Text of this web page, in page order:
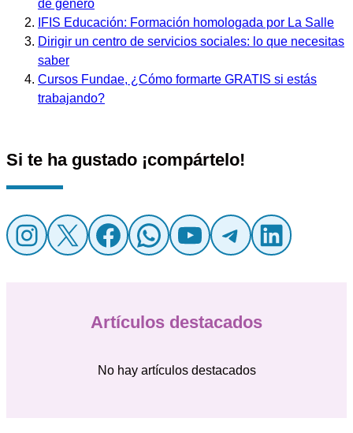
de género
IFIS Educación: Formación homologada por La Salle
Dirigir un centro de servicios sociales: lo que necesitas
saber
Cursos Fundae, ¿Cómo formarte GRATIS si estás
trabajando?
Si te ha gustado ¡compártelo!
Instagram
X Facebook
WhatsApp
YouTube
Artículos destacados
No hay artículos destacados